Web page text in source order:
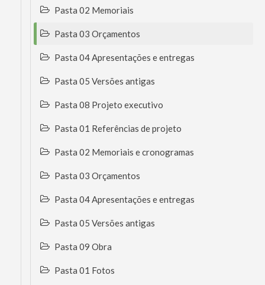
Pasta 02 Memoriais
Pasta 03 Orçamentos
Pasta 04 Apresentações e entregas
Pasta 05 Versões antigas
Pasta 08 Projeto executivo
Pasta 01 Referências de projeto
Pasta 02 Memoriais e cronogramas
Pasta 03 Orçamentos
Pasta 04 Apresentações e entregas
Pasta 05 Versões antigas
Pasta 09 Obra
Pasta 01 Fotos